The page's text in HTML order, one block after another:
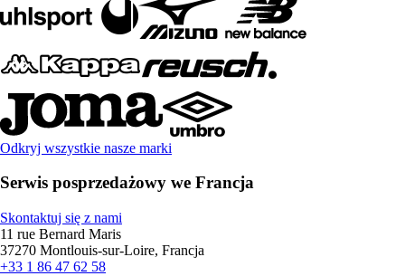
Odkryj wszystkie nasze marki
Serwis posprzedażowy we Francja
Skontaktuj się z nami
11 rue Bernard Maris
37270 Montlouis-sur-Loire, Francja
+33 1 86 47 62 58